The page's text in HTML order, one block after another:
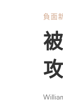
負面